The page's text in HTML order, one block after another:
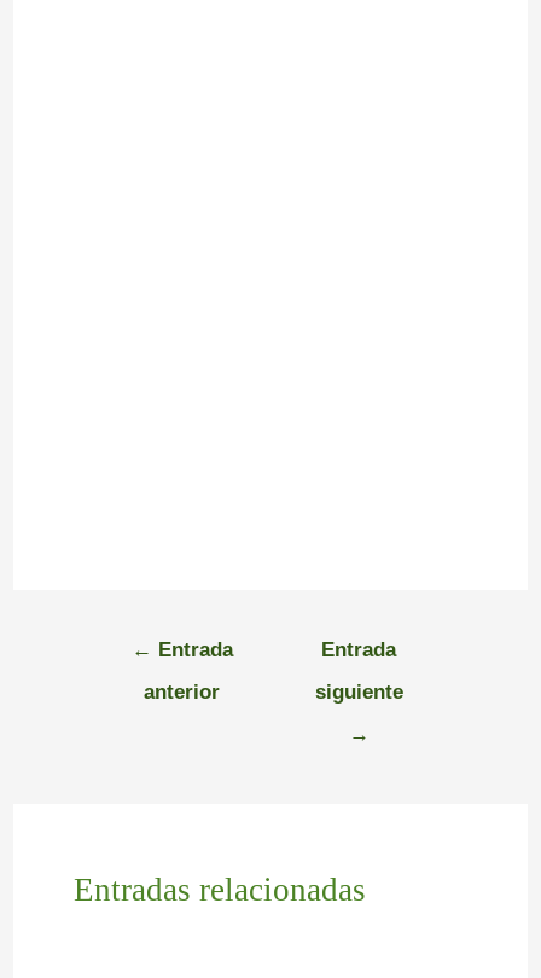
← Entrada
anterior
Entrada
siguiente
→
Entradas relacionadas